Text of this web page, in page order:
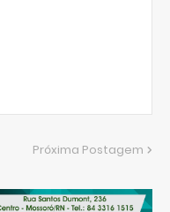
Próxima Postagem